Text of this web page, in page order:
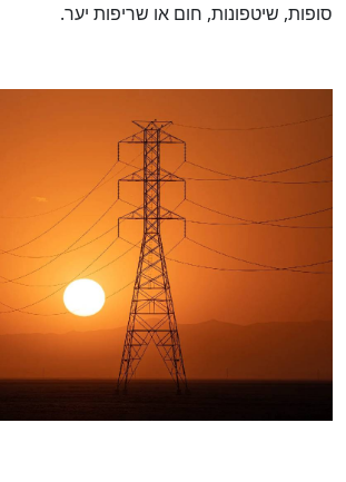
סופות, שיטפונות, חום או שריפות יער.